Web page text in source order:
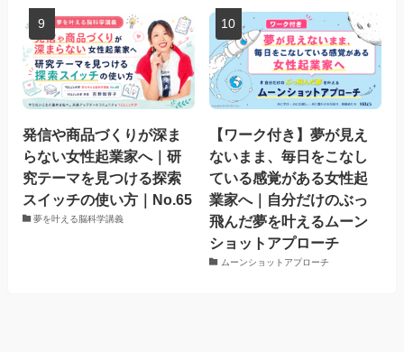
発信や商品づくりが深ま
らない女性起業家へ｜研
究テーマを見つける探索
スイッチの使い方｜No.65
夢を叶える脳科学講義
【ワーク付き】夢が見え
ないまま、毎日をこなし
ている感覚がある女性起
業家へ｜自分だけのぶっ
飛んだ夢を叶えるムーン
ショットアプローチ
ムーンショットアプローチ